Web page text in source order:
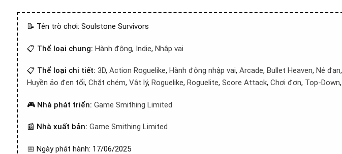
📝 Tên trò chơi: Soulstone Survivors
📋 Thể loại chung: Hành động, Indie, Nhập vai
📋 Thể loại chi tiết: 3D, Action Roguelike, Hành động nhập vai, Arcade, Bullet Heaven, Né đạn,
Huyền ảo đen tối, Chặt chém, Vật lý, Roguelike, Roguelite, Score Attack, Chơi đơn, Top-Down,
🎮 Nhà phát triển: Game Smithing Limited
📰 Nhà xuất bản: Game Smithing Limited
📅 Ngày phát hành: 17/06/2025